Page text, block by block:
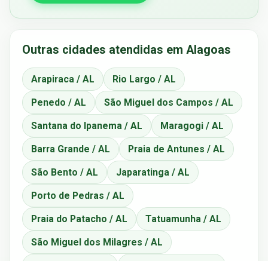
Outras cidades atendidas em Alagoas
Arapiraca / AL Rio Largo / AL
Penedo / AL São Miguel dos Campos / AL
Santana do Ipanema / AL Maragogi / AL
Barra Grande / AL Praia de Antunes / AL
São Bento / AL Japaratinga / AL
Porto de Pedras / AL
Praia do Patacho / AL Tatuamunha / AL
São Miguel dos Milagres / AL